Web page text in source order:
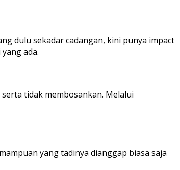
dulu sekadar cadangan, kini punya impact
ada.
tidak membosankan. Melalui
yang tadinya dianggap biasa saja